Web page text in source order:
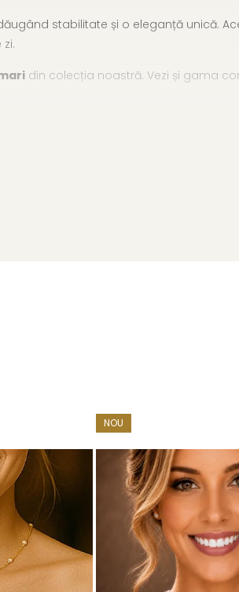
stabilitate și o eleganță unică.
din colecția noastră. Vezi și gama
în 27 de țări. Toate produsele
de garanție și autenticitate
Seade 10,5–11 mm sunt o bijuterie cu
NOU